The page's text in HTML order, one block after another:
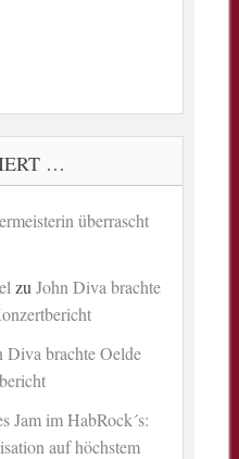
…
überrascht
zuJohn Diva brachte
Diva brachte Oelde
Jam im HabRock´s:
auf höchstem